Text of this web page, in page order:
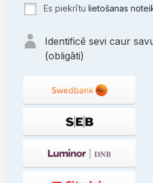
Es piekrītu lietošanas
Identificē sevi caur
(obligāti)